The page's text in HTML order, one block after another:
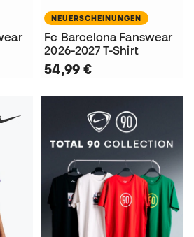
NEUERSCHEINUNGEN
Fc Barcelona Fanswear
2026-2027 T-Shirt
54,99 €